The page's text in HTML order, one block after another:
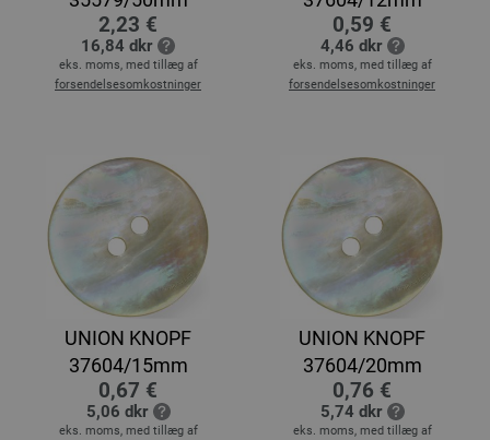
2,23 €
16,84 dkr
eks. moms, med tillæg af
forsendelsesomkostninger
0,59 €
4,46 dkr
eks. moms, med tillæg af
forsendelsesomkostninger
UNION KNOPF
37604/15mm
0,67 €
5,06 dkr
eks. moms, med tillæg af
UNION KNOPF
37604/20mm
0,76 €
5,74 dkr
eks. moms, med tillæg af